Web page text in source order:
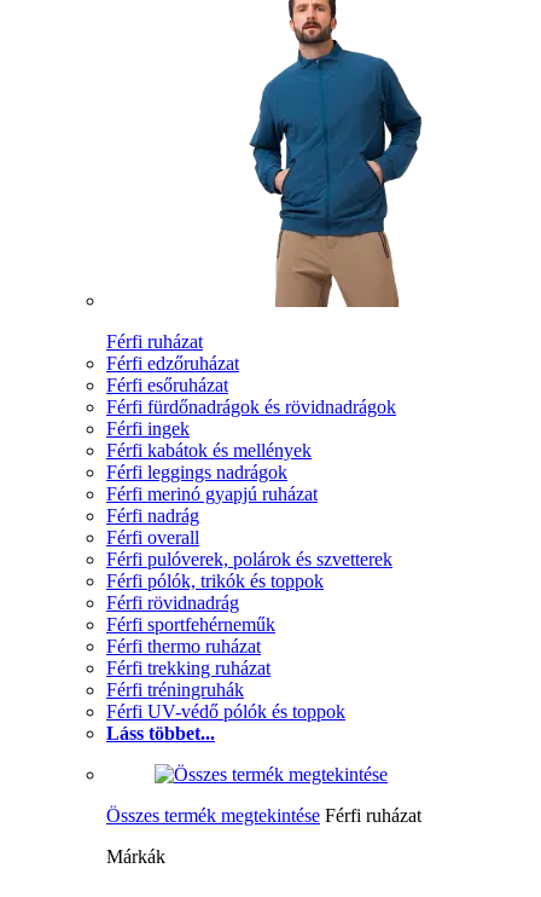
Férfi ruházat
Férfi edzőruházat
Férfi esőruházat
Férfi fürdőnadrágok és rövidnadrágok
Férfi ingek
Férfi kabátok és mellények
Férfi leggings nadrágok
Férfi merinó gyapjú ruházat
Férfi nadrág
Férfi overall
Férfi pulóverek, polárok és szvetterek
Férfi pólók, trikók és toppok
Férfi rövidnadrág
Férfi sportfehérneműk
Férfi thermo ruházat
Férfi trekking ruházat
Férfi tréningruhák
Férfi UV-védő pólók és toppok
Láss többet...
Összes termék megtekintése Férfi ruházat
Márkák